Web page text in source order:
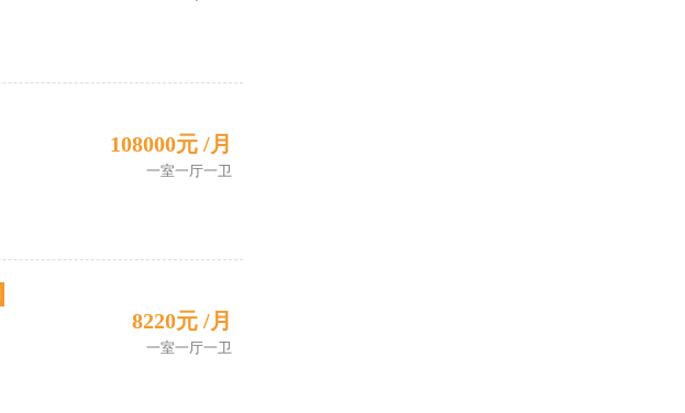
108000元 /月
一室一厅一卫
8220元 /月
一室一厅一卫